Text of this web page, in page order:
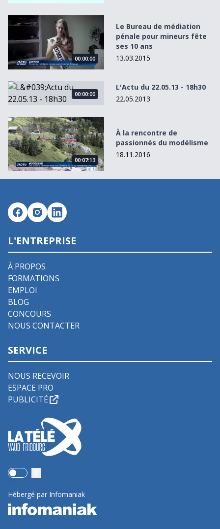
Le Bureau de médiation pénale pour mineurs fête ses 10
00:00:00
Le Bureau de médiation
pénale pour mineurs fête
ses 10 ans
13.03.2015
L&#039;Actu du 22.05.13 - 18h30
00:00:00
L'Actu du 22.05.13 - 18h30
22.05.2013
À la rencontre de passionnés du modélisme
00:07:13
À la rencontre de
passionnés du modélisme
18.11.2016
L'ENTREPRISE
À PROPOS
FORMATIONS
EMPLOI
BLOG
CONCOURS
NOUS CONTACTER
SERVICE
NOUS RECEVOIR
ESPACE PRO
PUBLICITÉ
Use setting
Hébergé par Infomaniak